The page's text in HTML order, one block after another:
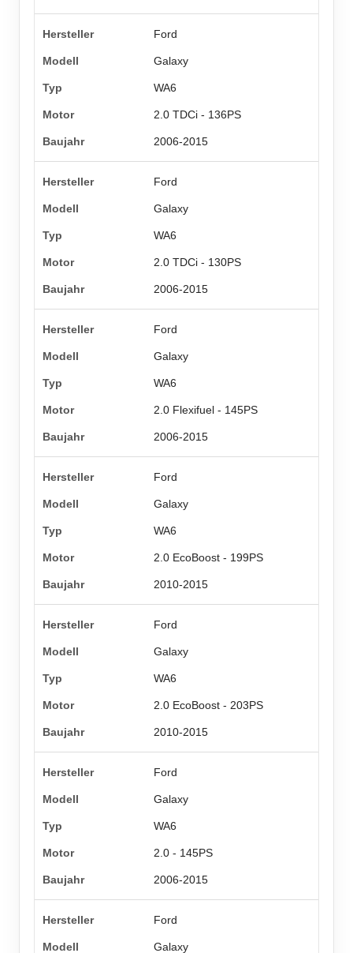
Ford
Galaxy
WA6
2.0 TDCi - 136PS
2006-2015
Ford
Galaxy
WA6
2.0 TDCi - 130PS
2006-2015
Ford
Galaxy
WA6
2.0 Flexifuel - 145PS
2006-2015
Ford
Galaxy
WA6
2.0 EcoBoost - 199PS
2010-2015
Ford
Galaxy
WA6
2.0 EcoBoost - 203PS
2010-2015
Ford
Galaxy
WA6
2.0 - 145PS
2006-2015
Ford
Galaxy